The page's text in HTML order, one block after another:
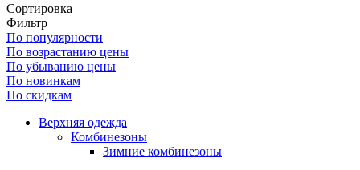
Сортировка
Фильтр
По популярности
По возрастанию цены
По убыванию цены
По новинкам
По скидкам
Верхняя одежда
Комбинезоны
Зимние комбинезоны